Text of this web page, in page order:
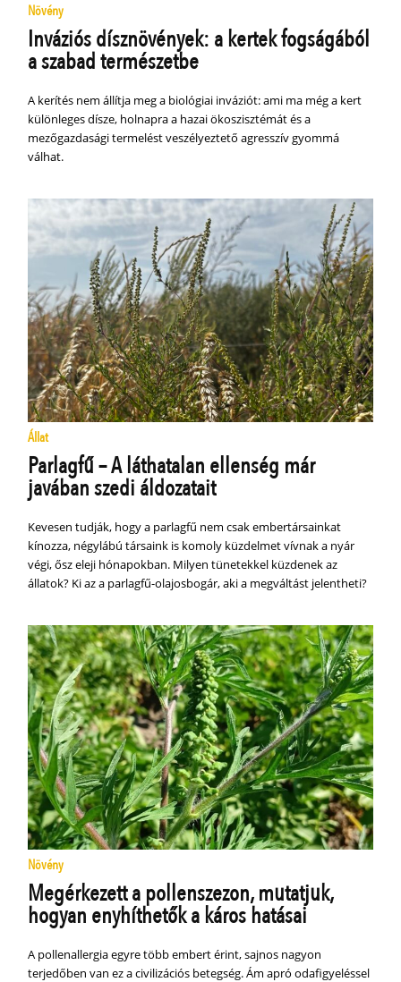
Növény
Inváziós dísznövények: a kertek fogságából
a szabad természetbe
A kerítés nem állítja meg a biológiai inváziót: ami ma még a kert
különleges dísze, holnapra a hazai ökoszisztémát és a
mezőgazdasági termelést veszélyeztető agresszív gyommá
válhat.
Állat
Parlagfű – A láthatalan ellenség már
javában szedi áldozatait
Kevesen tudják, hogy a parlagfű nem csak embertársainkat
kínozza, négylábú társaink is komoly küzdelmet vívnak a nyár
végi, ősz eleji hónapokban. Milyen tünetekkel küzdenek az
állatok? Ki az a parlagfű-olajosbogár, aki a megváltást jelentheti?
Növény
Megérkezett a pollenszezon, mutatjuk,
hogyan enyhíthetők a káros hatásai
A pollenallergia egyre több embert érint, sajnos nagyon
terjedőben van ez a civilizációs betegség. Ám apró odafigyeléssel